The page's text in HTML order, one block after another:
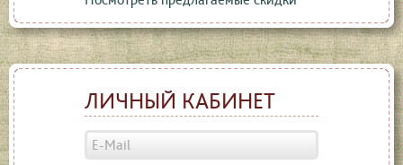
ЛИЧНЫЙ КАБИНЕТ